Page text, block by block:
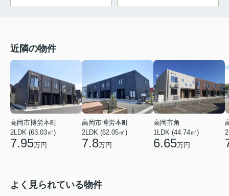
近隣の物件
高岡市博労本町
2LDK (63.03㎡)
7.95万円
高岡市博労本町
2LDK (62.05㎡)
7.8万円
高岡市角
1LDK (44.74㎡)
6.65万円
よく見られている物件